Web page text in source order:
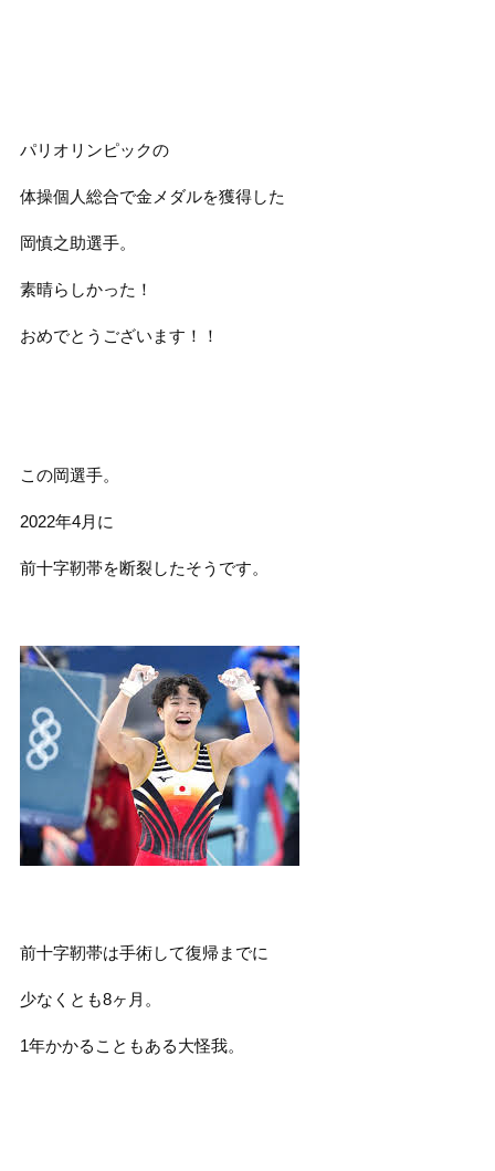
パリオリンピックの
体操個人総合で金メダルを獲得した
岡慎之助選手。
素晴らしかった！
おめでとうございます！！
この岡選手。
2022年4月に
前十字靭帯を断裂したそうです。
前十字靭帯は手術して復帰までに
少なくとも8ヶ月。
1年かかることもある大怪我。